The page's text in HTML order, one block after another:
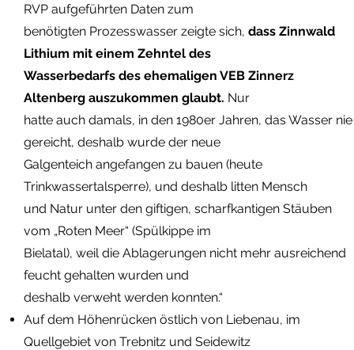
RVP aufgeführten Daten zum
benötigten Prozesswasser zeigte sich, dass Zinnwald
Lithium mit einem Zehntel des
Wasserbedarfs des ehemaligen VEB Zinnerz
Altenberg auszukommen glaubt. Nur
hatte auch damals, in den 1980er Jahren, das Wasser nie
gereicht, deshalb wurde der neue
Galgenteich angefangen zu bauen (heute
Trinkwassertalsperre), und deshalb litten Mensch
und Natur unter den giftigen, scharfkantigen Stäuben
vom „Roten Meer“ (Spülkippe im
Bielatal), weil die Ablagerungen nicht mehr ausreichend
feucht gehalten wurden und
deshalb verweht werden konnten.“
Auf dem Höhenrücken östlich von Liebenau, im
Quellgebiet von Trebnitz und Seidewitz